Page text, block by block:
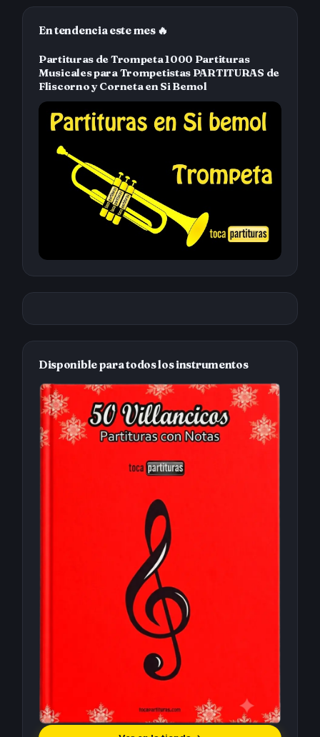
En tendencia este mes 🔥
Partituras de Trompeta 1000 Partituras
Musicales para Trompetistas PARTITURAS de
Fliscorno y Corneta en Si Bemol
Disponible para todos los instrumentos